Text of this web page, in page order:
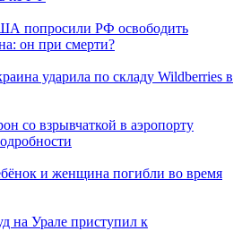
попросили РФ освободить
он при смерти?
ударила по складу Wildberries в
со взрывчаткой в аэропорту
и женщина погибли во время
на Урале приступил к